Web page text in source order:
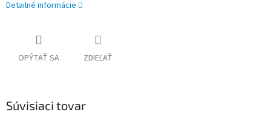
Detailné informácie
OPÝTAŤ SA ZDIEĽAŤ
Súvisiaci tovar